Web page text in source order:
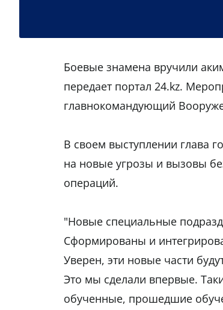
Боевые знамена вручили
передает портал 24.kz.
главнокомандующий
В своем выступлении глава
на новые угрозы и вызовы
операций.
"Новые специальные
Сформированы и
Уверен, эти новые части
Это мы сделали впервые.
обученные, прошедшие